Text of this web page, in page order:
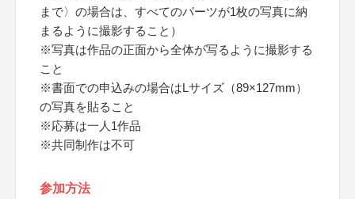
まで〉の場合は、すべてのパーツが1枚の写真に納
まるように撮影すること）
※写真は作品の正面から全体が写るように撮影する
こと
※書面での申込みの場合はLサイズ（89×127mm）
の写真を貼ること
※応募は一人1作品
※共同制作は不可
参加方法